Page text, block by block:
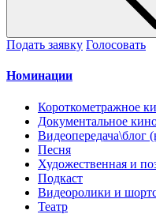
Подать заявку Голосовать
Номинации
Короткометражное
Документальное
Видеопередача\блог
Песня
Художественная и
Подкаст
Видеоролики и
Театр